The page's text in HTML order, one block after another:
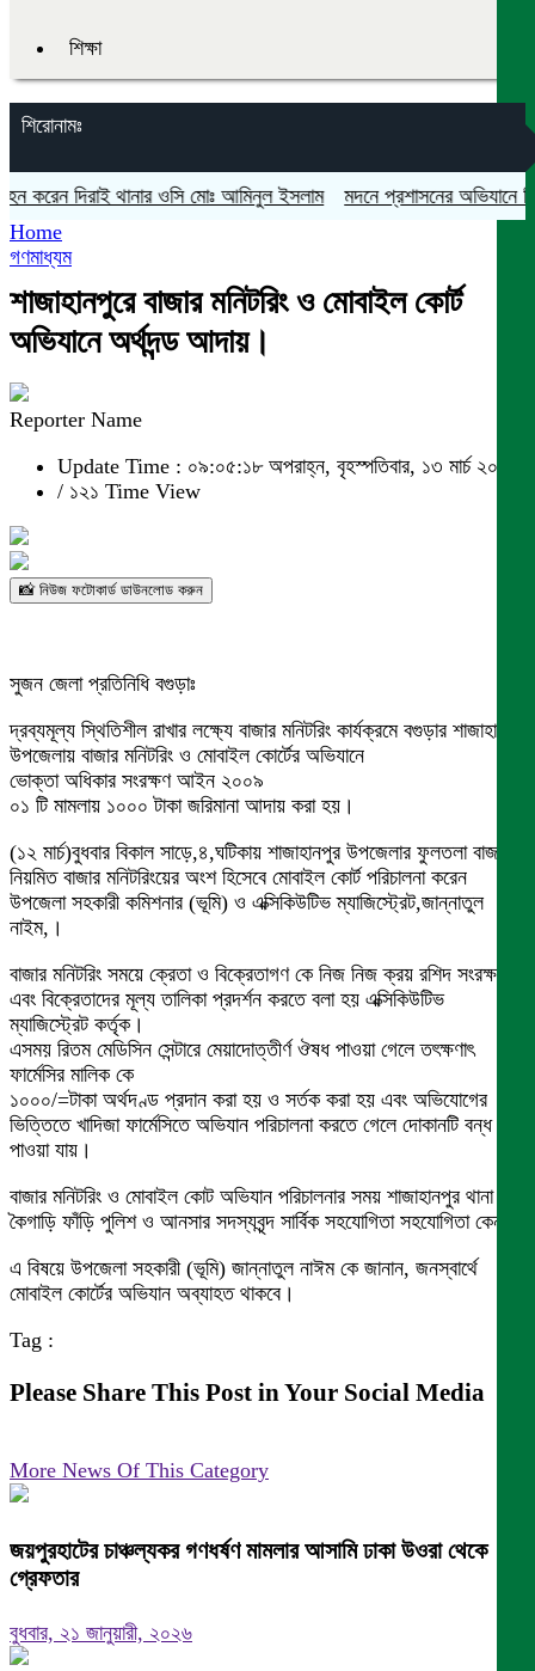
শিক্ষা
শিরোনামঃ
দিরাই থানার ওসি মোঃ আমিনুল ইসলাম মদনে প্রশাসনের অভিযানে
Home
গণমাধ্যম
শাজাহানপুরে বাজার মনিটরিং ও মোবাইল কোর্ট
অভিযানে অর্থদন্ড আদায়।
Reporter Name
Update Time : ০৯:০৫:১৮ অপরাহ্ন, বৃহস্পতিবার, ১৩ মার্চ ২০২৫
/ ১২১ Time View
📸 নিউজ ফটোকার্ড ডাউনলোড করুন
সুজন জেলা প্রতিনিধি বগুড়াঃ
দ্রব্যমূল্য স্থিতিশীল রাখার লক্ষ্যে বাজার মনিটরিং কার্যক্রমে বগুড়ার শাজাহানপুর
উপজেলায় বাজার মনিটরিং ও মোবাইল কোর্টের অভিযানে
ভোক্তা অধিকার সংরক্ষণ আইন ২০০৯
০১ টি মামলায় ১০০০ টাকা জরিমানা আদায় করা হয়।
(১২ মার্চ)বুধবার বিকাল সাড়ে,৪,ঘটিকায় শাজাহানপুর উপজেলার ফুলতলা বাজারে
নিয়মিত বাজার মনিটরিংয়ের অংশ হিসেবে মোবাইল কোর্ট পরিচালনা করেন
উপজেলা সহকারী কমিশনার (ভূমি) ও এক্সিকিউটিভ ম্যাজিস্ট্রেট,জান্নাতুল
নাইম,।
বাজার মনিটরিং সময়ে ক্রেতা ও বিক্রেতাগণ কে নিজ নিজ ক্রয় রশিদ সংরক্ষণ
এবং বিক্রেতাদের মূল্য তালিকা প্রদর্শন করতে বলা হয় এক্সিকিউটিভ
ম্যাজিস্ট্রেট কর্তৃক।
এসময় রিতম মেডিসিন সেন্টারে মেয়াদোত্তীর্ণ ঔষধ পাওয়া গেলে তৎক্ষণাৎ
ফার্মেসির মালিক কে
১০০০/=টাকা অর্থদণ্ড প্রদান করা হয় ও সর্তক করা হয় এবং অভিযোগের
ভিত্তিতে খাদিজা ফার্মেসিতে অভিযান পরিচালনা করতে গেলে দোকানটি বন্ধ
পাওয়া যায়।
বাজার মনিটরিং ও মোবাইল কোট অভিযান পরিচালনার সময় শাজাহানপুর থানা
কৈগাড়ি ফাঁড়ি পুলিশ ও আনসার সদস্যবৃন্দ সার্বিক সহযোগিতা সহযোগিতা কেন ।
এ বিষয়ে উপজেলা সহকারী (ভূমি) জান্নাতুল নাঈম কে জানান, জনস্বার্থে
মোবাইল কোর্টের অভিযান অব্যাহত থাকবে।
Tag :
Please Share This Post in Your Social Media
More News Of This Category
জয়পুরহাটের চাঞ্চল্যকর গণধর্ষণ মামলার আসামি ঢাকা উওরা থেকে
গ্রেফতার
বুধবার, ২১ জানুয়ারী, ২০২৬